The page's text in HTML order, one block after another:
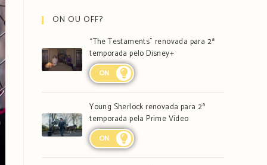
ON OU OFF?
“The Testaments” renovada para 2ª
temporada pelo Disney+
ON
Young Sherlock renovada para 2ª
temporada pela Prime Video
ON